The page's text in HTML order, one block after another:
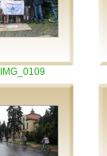
IMG_0109